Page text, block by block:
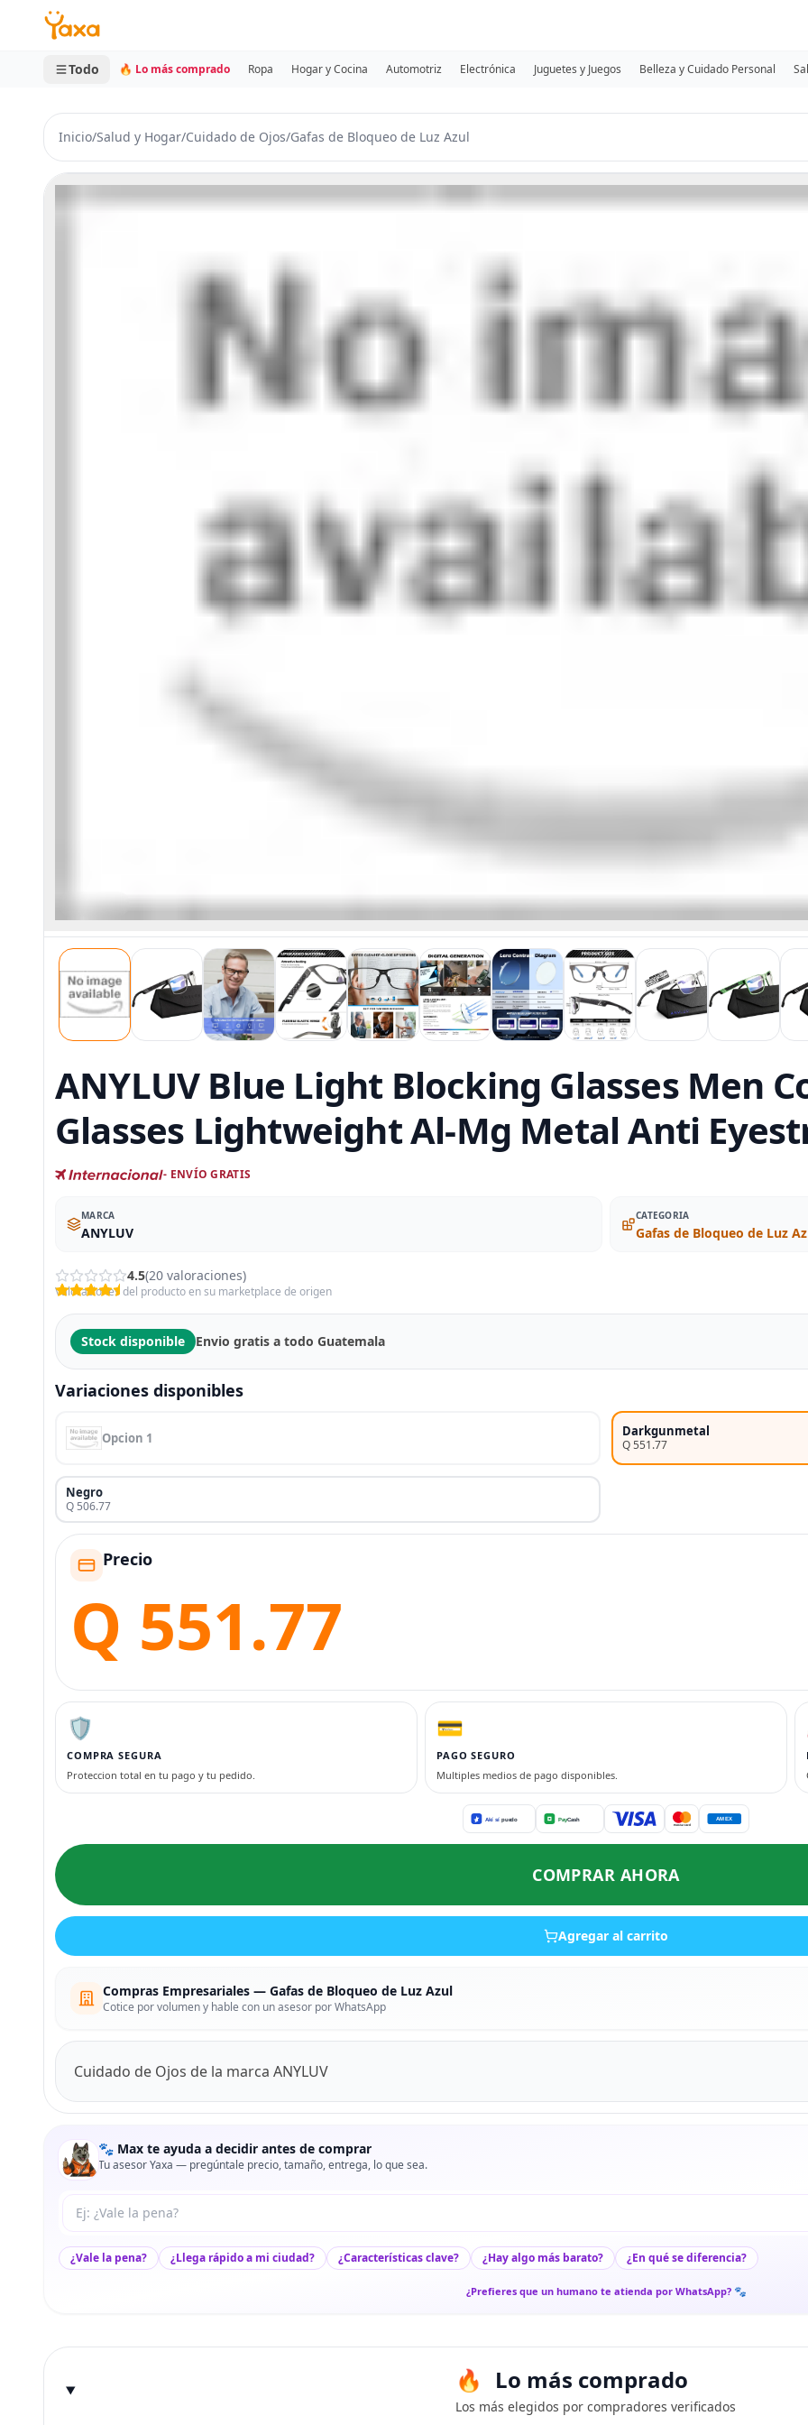
MINI CARRITO
0 productos
Todo 🔥 Lo más comprado Ropa Hogar y Cocina Automotriz Electrónica Juguetes y Juegos Belleza y Cuidado Personal
Inicio/Salud y Hogar/Cuidado de Ojos/Gafas de Bloqueo de Luz Azul
ANYLUV Blue Light Blocking Glasses Men
Glasses Lightweight Al-Mg Metal Anti
- ENVÍO GRATIS
MARCA
ANYLUV
CATEGORIA
Gafas de Bloqueo de Luz
4.5(20 valoraciones)
Valoraciones del producto en su marketplace de origen
Stock disponible Envio gratis a todo Guatemala
Variaciones disponibles
Opcion 1 Darkgunmetal
Q 551.77
Negro
Q 506.77
Precio
Q 551.77
🛡️
COMPRA SEGURA
Proteccion total en tu pago y tu pedido.
💳
PAGO SEGURO
Multiples medios de pago disponibles.
COMPRAR AHORA
Agregar al carrito
Compras Empresariales — Gafas de Bloqueo de Luz Azul
Cotice por volumen y hable con un asesor por WhatsApp
Cuidado de Ojos de la marca ANYLUV
🐾 Max te ayuda a decidir antes de comprar
Tu asesor Yaxa — pregúntale precio, tamaño, entrega, lo que sea.
Tu pregunta a Max
¿Vale la pena? ¿Llega rápido a mi ciudad? ¿Características clave? ¿Hay algo más barato? ¿En qué se diferencia?
¿Prefieres que un humano te atienda por WhatsApp? 🐾
Lo más comprado
Los más elegidos por compradores verificados